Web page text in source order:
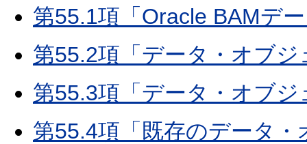
第55.1項「Oracle BAMデ
第55.2項「データ・オブ
第55.3項「データ・オブ
第55.4項「既存のデータ